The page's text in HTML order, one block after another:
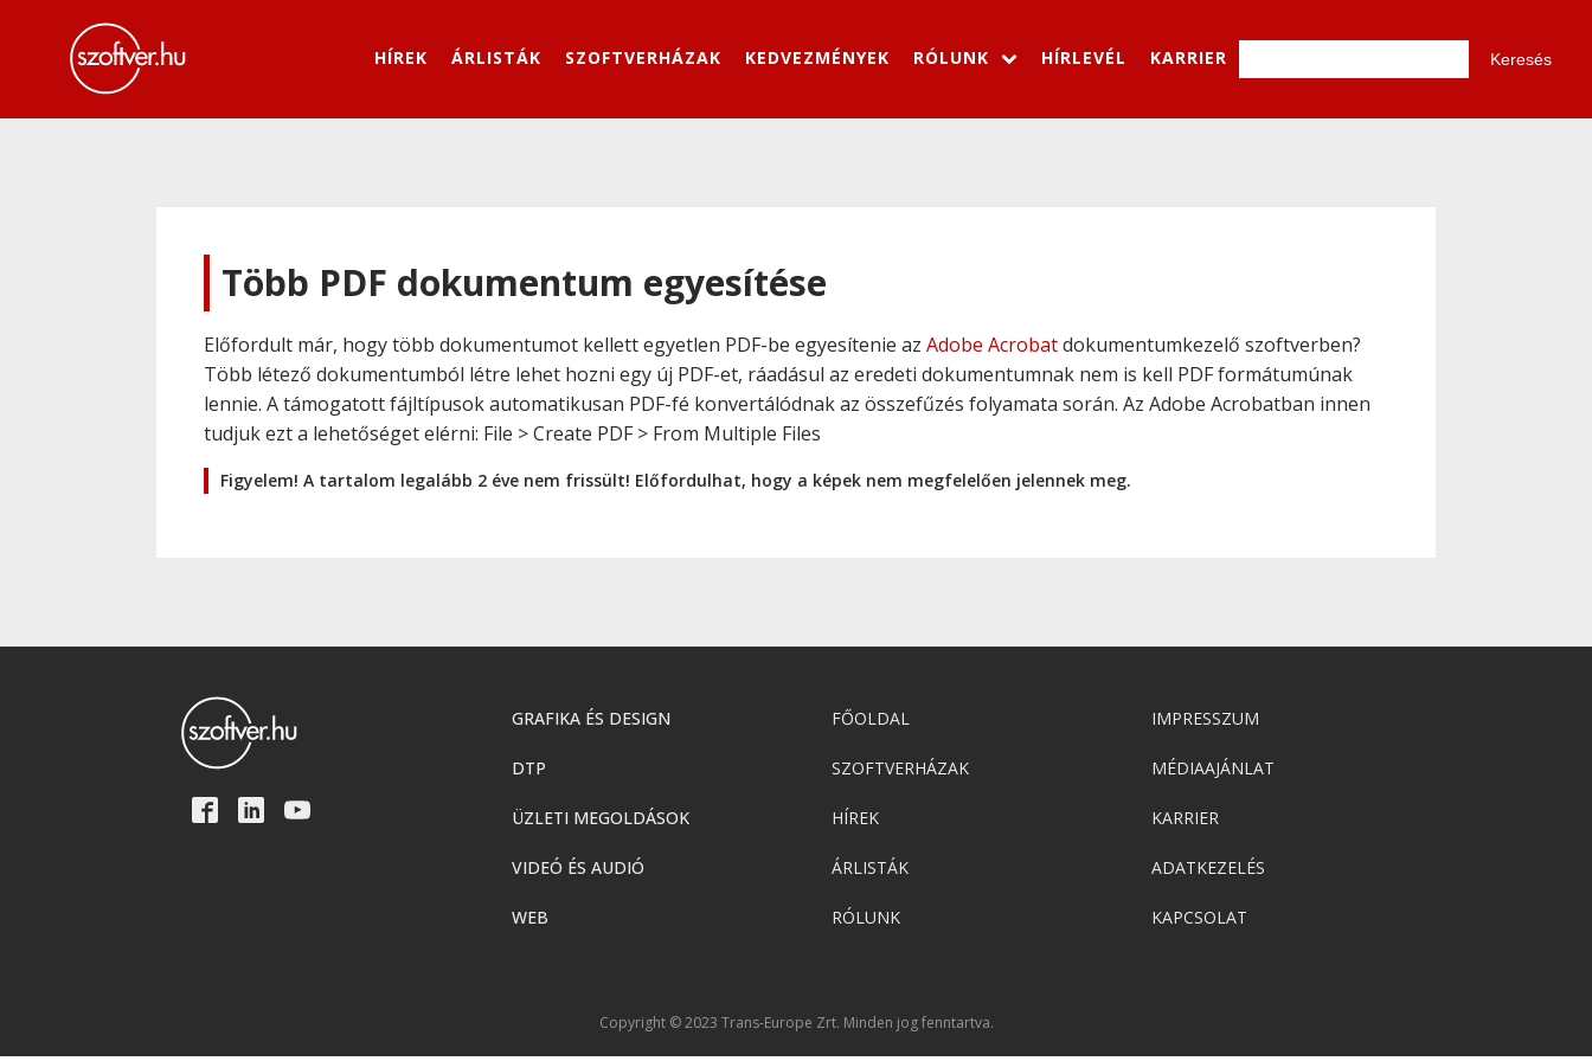
HÍREK ÁRLISTÁK SZOFTVERHÁZAK KEDVEZMÉNYEK RÓLUNK HÍRLEVÉL KARRIER
Több PDF dokumentum egyesítése
Előfordult már, hogy több dokumentumot kellett egyetlen PDF-be egyesítenie az Adobe Acrobatdokumentumkezelő szoftverben?
Több létező dokumentumból létre lehet hozni egy új PDF-et, ráadásul az eredeti dokumentumnak nem is kell PDF formátumúnak
lennie. A támogatott fájltípusok automatikusan PDF-fé konvertálódnak az összefűzés folyamata során. Az Adobe Acrobatban innen
tudjuk ezt a lehetőséget elérni: File > Create PDF > From Multiple Files
Figyelem! A tartalom legalább 2 éve nem frissült! Előfordulhat, hogy a képek nem megfelelően jelennek meg.
GRAFIKA ÉS DESIGN
DTP
ÜZLETI MEGOLDÁSOK
VIDEÓ ÉS AUDIÓ
WEB
FŐOLDAL
SZOFTVERHÁZAK
HÍREK
ÁRLISTÁK
RÓLUNK
IMPRESSZUM
MÉDIAAJÁNLAT
KARRIER
ADATKEZELÉS
KAPCSOLAT
Copyright © 2023 Trans-Europe Zrt. Minden jog fenntartva.